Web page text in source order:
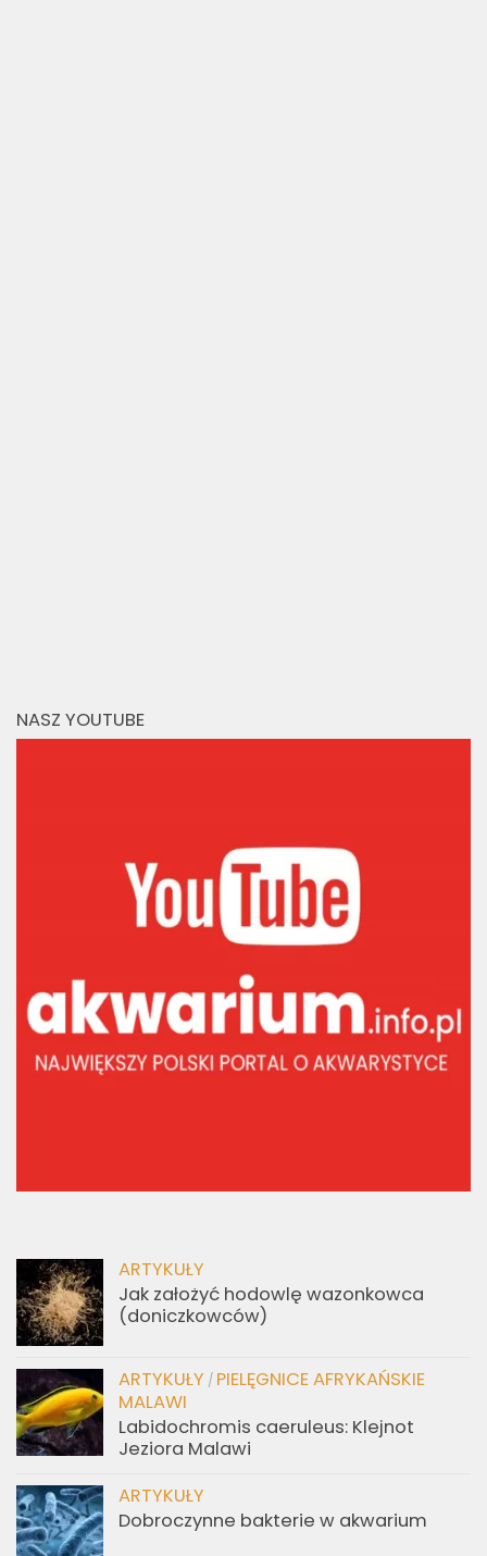
NASZ YOUTUBE
ARTYKUŁY
Jak założyć hodowlę wazonkowca
(doniczkowców)
ARTYKUŁY / PIELĘGNICE AFRYKAŃSKIE
MALAWI
Labidochromis caeruleus: Klejnot
Jeziora Malawi
ARTYKUŁY
Dobroczynne bakterie w akwarium